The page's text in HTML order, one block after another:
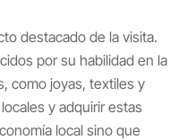
destacado de la visita.
por su habilidad en la
como joyas, textiles y
y adquirir estas
local sino que